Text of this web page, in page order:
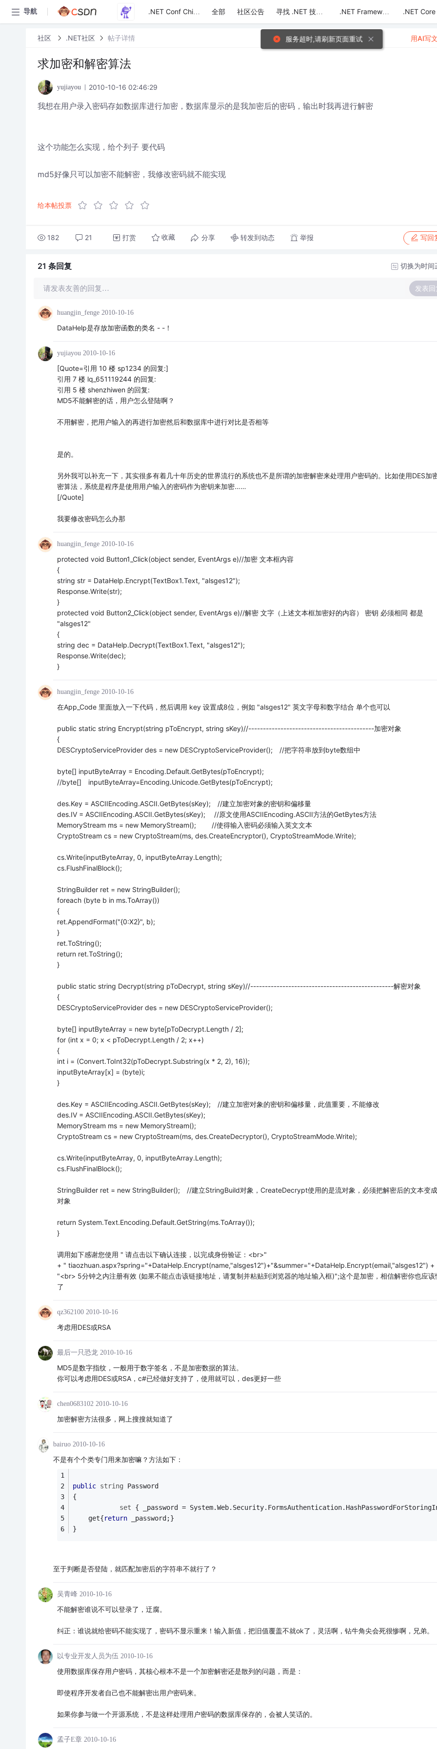
导航 .NET Conf China 全部 社区公告 寻找 .NET 技术达人 .NET Framework .NET Core
社区 .NET社区 帖子详情
求加密和解密算法
yujiayou 2010-10-16 02:46:29
我想在用户录入密码存如数据库进行加密，数据库显示的是我加密后的密码，输出时我再进行解密
这个功能怎么实现，给个列子 要代码
md5好像只可以加密不能解密，我修改密码就不能实现
给本帖投票
182 21 打赏 收藏 分享 转发到动态 举报 写回
用AI写
21 条回复 切换为时间
请发表友善的回复… 发表回
huangjin_fenge 2010-10-16
DataHelp是存放加密函数的类名 - -！
yujiayou 2010-10-16
[Quote=引用 10 楼 sp1234 的回复:]
引用 7 楼 lq_651119244 的回复:
引用 5 楼 shenzhiwen 的回复:
MD5不能解密的话，用户怎么登陆啊？
不用解密，把用户输入的再进行加密然后和数据库中进行对比是否相等
是的。
另外我可以补充一下，其实很多有着几十年历史的世界流行的系统也不是所谓的加密解密来处理用户密码的。比如使用DES加
密算法，系统是程序是使用用户输入的密码作为密钥来加密……
[/Quote]
我要修改密码怎么办那
huangjin_fenge 2010-10-16
protected void Button1_Click(object sender, EventArgs e)//加密 文本框内容
{
string str = DataHelp.Encrypt(TextBox1.Text, "alsges12");
Response.Write(str);
}
protected void Button2_Click(object sender, EventArgs e)//解密 文字（上述文本框加密好的内容） 密钥 必须相同 都是
"alsges12"
{
string dec = DataHelp.Decrypt(TextBox1.Text, "alsges12");
Response.Write(dec);
}
huangjin_fenge 2010-10-16
在App_Code 里面放入一下代码，然后调用 key 设置成8位，例如 "alsges12" 英文字母和数字结合 单个也可以
public static string Encrypt(string pToEncrypt, string sKey)//-------------------------------------------加密对象
{
DESCryptoServiceProvider des = new DESCryptoServiceProvider(); //把字符串放到byte数组中
byte[] inputByteArray = Encoding.Default.GetBytes(pToEncrypt);
//byte[] inputByteArray=Encoding.Unicode.GetBytes(pToEncrypt);
des.Key = ASCIIEncoding.ASCII.GetBytes(sKey); //建立加密对象的密钥和偏移量
des.IV = ASCIIEncoding.ASCII.GetBytes(sKey); //原文使用ASCIIEncoding.ASCII方法的GetBytes方法
MemoryStream ms = new MemoryStream(); //使得输入密码必须输入英文文本
CryptoStream cs = new CryptoStream(ms, des.CreateEncryptor(), CryptoStreamMode.Write);
cs.Write(inputByteArray, 0, inputByteArray.Length);
cs.FlushFinalBlock();
StringBuilder ret = new StringBuilder();
foreach (byte b in ms.ToArray())
{
ret.AppendFormat("{0:X2}", b);
}
ret.ToString();
return ret.ToString();
}
public static string Decrypt(string pToDecrypt, string sKey)//-------------------------------------------------解密对象
{
DESCryptoServiceProvider des = new DESCryptoServiceProvider();
byte[] inputByteArray = new byte[pToDecrypt.Length / 2];
for (int x = 0; x < pToDecrypt.Length / 2; x++)
{
int i = (Convert.ToInt32(pToDecrypt.Substring(x * 2, 2), 16));
inputByteArray[x] = (byte)i;
}
des.Key = ASCIIEncoding.ASCII.GetBytes(sKey); //建立加密对象的密钥和偏移量，此值重要，不能修改
des.IV = ASCIIEncoding.ASCII.GetBytes(sKey);
MemoryStream ms = new MemoryStream();
CryptoStream cs = new CryptoStream(ms, des.CreateDecryptor(), CryptoStreamMode.Write);
cs.Write(inputByteArray, 0, inputByteArray.Length);
cs.FlushFinalBlock();
StringBuilder ret = new StringBuilder(); //建立StringBuild对象，CreateDecrypt使用的是流对象，必须把解密后的文本变
对象
return System.Text.Encoding.Default.GetString(ms.ToArray());
}
调用如下感谢您使用 " 请点击以下确认连接，以完成身份验证：<br>"
+ " tiaozhuan.aspx?spring="+DataHelp.Encrypt(name,"alsges12")+"&summer="+DataHelp.Encrypt(email,"alsges12") +
"<br> 5分钟之内注册有效 (如果不能点击该链接地址，请复制并粘贴到浏览器的地址输入框)";这个是加密，相信解密你也应该
了
qz362100 2010-10-16
考虑用DES或RSA
最后一只恐龙 2010-10-16
MD5是数字指纹，一般用于数字签名，不是加密数据的算法。
你可以考虑用DES或RSA，c#已经做好支持了，使用就可以，des更好一些
chen0683102 2010-10-16
加密解密方法很多，网上搜搜就知道了
bairuo 2010-10-16
不是有个个类专门用来加密嘛？方法如下：
public string Password
{
set { _password =
	get{
return _password;}
}
至于判断是否登陆，就匹配加密后的字符串不就行了？
吴青峰 2010-10-16
不能解密谁说不可以登录了，迂腐。
纠正：谁说就给密码不能实现了，密码不显示重来！输入新值，把旧值覆盖不就ok了，灵活啊，钻牛角尖会死很惨啊，兄弟。
以专业开发人员为伍 2010-10-16
使用数据库保存用户密码，其核心根本不是一个加密解密还是散列的问题，而是：
即使程序开发者自己也不能解密出用户密码来。
如果你参与做一个开源系统，不是这样处理用户密码的数据库保存的，会被人笑话的。
孟子E章 2010-10-16
服务超时,请刷新页面重试